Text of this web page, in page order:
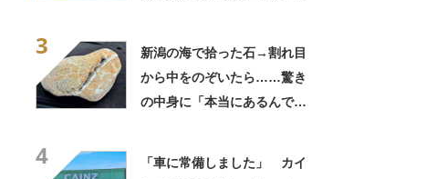
3
新潟の海で拾った石→割れ目
から中をのぞいたら……驚き
の中身に「本当にあるんです
4
「車に常備しました」 カイ